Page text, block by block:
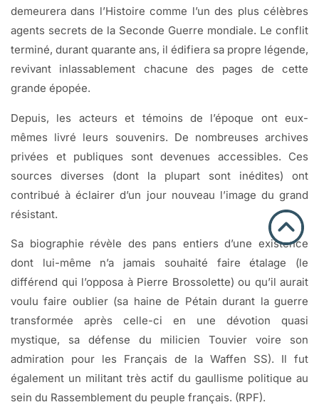
demeurera dans l’Histoire comme l’un des plus célèbres
agents secrets de la Seconde Guerre mondiale. Le conflit
terminé, durant quarante ans, il édifiera sa propre légende,
revivant inlassablement chacune des pages de cette
grande épopée.
Depuis, les acteurs et témoins de l’époque ont eux-
mêmes livré leurs souvenirs. De nombreuses archives
privées et publiques sont devenues accessibles. Ces
sources diverses (dont la plupart sont inédites) ont
contribué à éclairer d’un jour nouveau l’image du grand
résistant.
Sa biographie révèle des pans entiers d’une existence
dont lui-même n’a jamais souhaité faire étalage (le
différend qui l’opposa à Pierre Brossolette) ou qu’il aurait
voulu faire oublier (sa haine de Pétain durant la guerre
transformée après celle-ci en une dévotion quasi
mystique, sa défense du milicien Touvier voire son
admiration pour les Français de la Waffen SS). Il fut
également un militant très actif du gaullisme politique au
sein du Rassemblement du peuple français. (RPF).